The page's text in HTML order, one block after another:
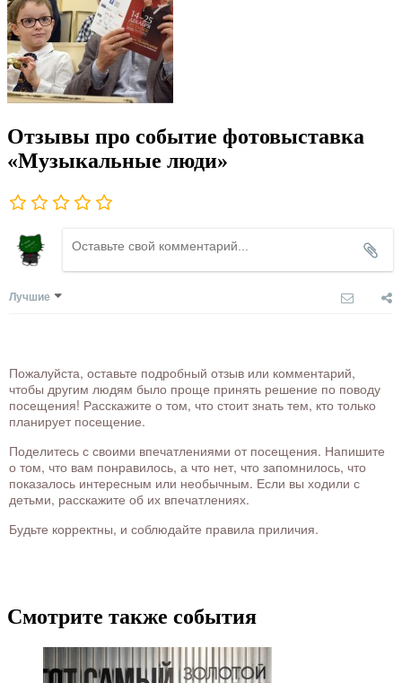
Отзывы про событие фотовыставка
«Музыкальные люди»
Лучшие
Пожалуйста, оставьте подробный отзыв или комментарий,
чтобы другим людям было проще принять решение по поводу
посещения! Расскажите о том, что стоит знать тем, кто только
планирует посещение.
Поделитесь с своими впечатлениями от посещения. Напишите
о том, что вам понравилось, а что нет, что запомнилось, что
показалось интересным или необычным. Если вы ходили с
детьми, расскажите об их впечатлениях.
Будьте корректны, и соблюдайте правила приличия.
Смотрите также события